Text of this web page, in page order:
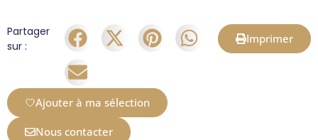
Partager
sur :
Imprimer
Ajouter à ma sélection
Nous contacter